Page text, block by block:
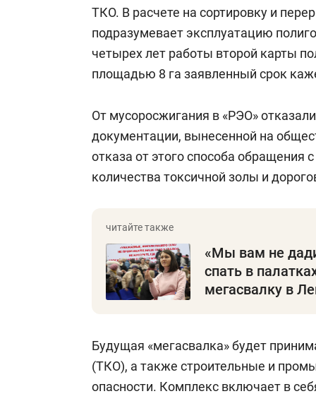
ТКО. В расчете на сортировку и
подразумевает эксплуатацию
четырех лет работы второй карты
площадью 8 га заявленный срок
От мусоросжигания в «РЭО»
документации, вынесенной на
отказа от этого способа обращения
количества токсичной золы и
«Мы вам не
спать в
мегасвалку в
Будущая «мегасвалка» будет
(ТКО), а также строительные и
опасности. Комплекс включает в